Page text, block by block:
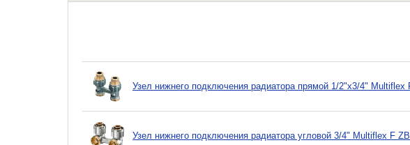
Узел нижнего подключения радиатора прямой 1/2"х3/4" Multiflex
Узел нижнего подключения радиатора угловой 3/4" Multiflex F